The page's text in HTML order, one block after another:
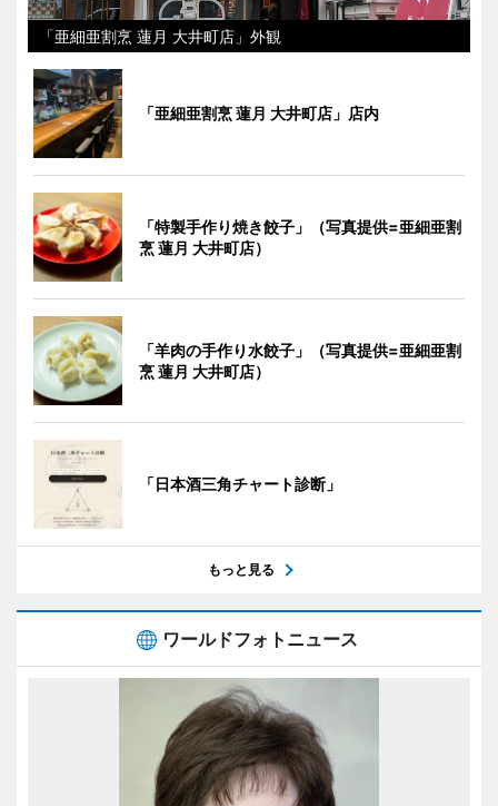
「亜細亜割烹 蓮月 大井町店」外観
「亜細亜割烹 蓮月 大井町店」店内
「特製手作り焼き餃子」（写真提供=亜細亜割
烹 蓮月 大井町店）
「羊肉の手作り水餃子」（写真提供=亜細亜割
烹 蓮月 大井町店）
「日本酒三角チャート診断」
もっと見る
ワールドフォトニュース